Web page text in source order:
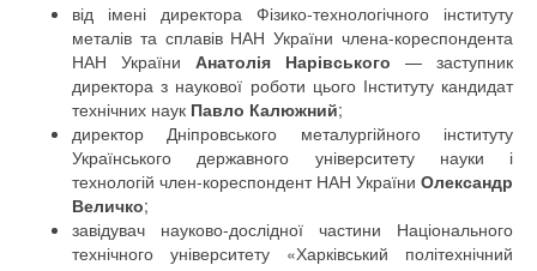
від імені директора Фізико-технологічного інституту
металів та сплавів НАН України члена-кореспондента
НАН України Анатолія Нарівського — заступник
директора з наукової роботи цього Інституту кандидат
технічних наук Павло Калюжний;
директор Дніпровського металургійного інституту
Українського державного університету науки і
технологій член-кореспондент НАН України Олександр
Величко;
завідувач науково-дослідної частини Національного
технічного університету «Харківський політехнічний